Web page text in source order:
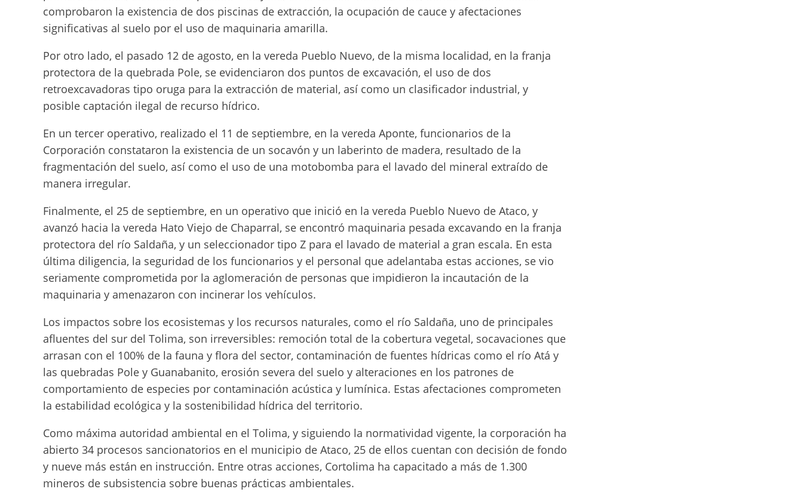
comprobaron la existencia de dos piscinas de extracción, la ocupación de cauce y afectaciones
significativas al suelo por el uso de maquinaria amarilla.
Por otro lado, el pasado 12 de agosto, en la vereda Pueblo Nuevo, de la misma localidad, en la franja
protectora de la quebrada Pole, se evidenciaron dos puntos de excavación, el uso de dos
retroexcavadoras tipo oruga para la extracción de material, así como un clasificador industrial, y
posible captación ilegal de recurso hídrico.
En un tercer operativo, realizado el 11 de septiembre, en la vereda Aponte, funcionarios de la
Corporación constataron la existencia de un socavón y un laberinto de madera, resultado de la
fragmentación del suelo, así como el uso de una motobomba para el lavado del mineral extraído de
manera irregular.
Finalmente, el 25 de septiembre, en un operativo que inició en la vereda Pueblo Nuevo de Ataco, y
avanzó hacia la vereda Hato Viejo de Chaparral, se encontró maquinaria pesada excavando en la franja
protectora del río Saldaña, y un seleccionador tipo Z para el lavado de material a gran escala. En esta
última diligencia, la seguridad de los funcionarios y el personal que adelantaba estas acciones, se vio
seriamente comprometida por la aglomeración de personas que impidieron la incautación de la
maquinaria y amenazaron con incinerar los vehículos.
Los impactos sobre los ecosistemas y los recursos naturales, como el río Saldaña, uno de principales
afluentes del sur del Tolima, son irreversibles: remoción total de la cobertura vegetal, socavaciones que
arrasan con el 100% de la fauna y flora del sector, contaminación de fuentes hídricas como el río Atá y
las quebradas Pole y Guanabanito, erosión severa del suelo y alteraciones en los patrones de
comportamiento de especies por contaminación acústica y lumínica. Estas afectaciones comprometen
la estabilidad ecológica y la sostenibilidad hídrica del territorio.
Como máxima autoridad ambiental en el Tolima, y siguiendo la normatividad vigente, la corporación ha
abierto 34 procesos sancionatorios en el municipio de Ataco, 25 de ellos cuentan con decisión de fondo
y nueve más están en instrucción. Entre otras acciones, Cortolima ha capacitado a más de 1.300
mineros de subsistencia sobre buenas prácticas ambientales.